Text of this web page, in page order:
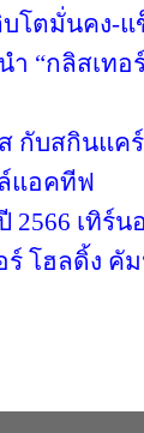
บโตมั่นคง-แ
ำ “กลิสเท
กับสกินแค
แอคทีฟ
2566 เทิร์
ร์ โฮลดิ้ง คั